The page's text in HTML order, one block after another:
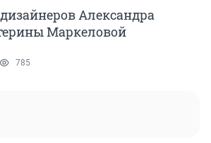
Александра
Маркеловой
785